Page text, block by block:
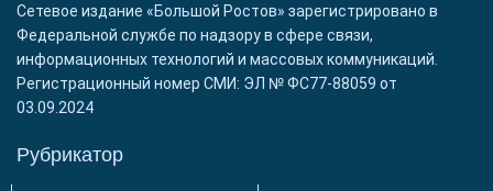
Сетевое издание «Большой Ростов» зарегистрировано в
Федеральной службе по надзору в сфере связи,
информационных технологий и массовых коммуникаций.
Регистрационный номер СМИ: ЭЛ № ФС77-88059 от
03.09.2024
Рубрикатор